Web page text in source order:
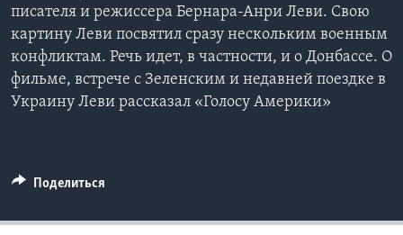
писателя и режиссера Бернара-Анри Леви. Свою
картину Леви посвятил сразу нескольким военным
конфликтам. Речь идет, в частности, и о Донбассе. О
фильме, встрече с Зеленским и недавней поездке в
Украину Леви рассказал «Голосу Америки»
Поделиться